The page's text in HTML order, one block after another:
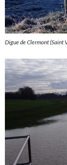
Digue de Clermont (Saint